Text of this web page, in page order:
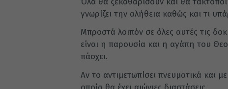
γνωρίζει την αλήθεια καθώς και τι
Μπροστά λοιπόν σε όλες αυτές τις
είναι η παρουσία και η αγάπη του
πάσχει.
Αν το αντιμετωπίσει πνευματικά και